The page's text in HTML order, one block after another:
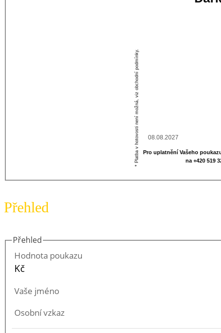
Pro uplatnění Vašeho
na +420 519
* Platba v hotovosti není možná, viz obchodní podmínky.
Přehled
Přehled
Hodnota poukazu
Kč
Vaše jméno
Osobní vzkaz